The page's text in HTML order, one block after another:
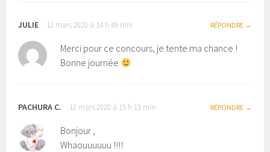
JULIE 12 mars 2020 à 14 h 49 min RÉPONDRE
Merci pour ce concours, je tente ma chance !
Bonne journée
PACHURA C. 12 mars 2020 à 15 h 13 min RÉPONDRE
Bonjour ,
Whaouuuuuu !!!!